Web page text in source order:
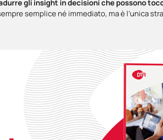
gli insight in decisioni che possono
semplice né immediato, ma è l’unica